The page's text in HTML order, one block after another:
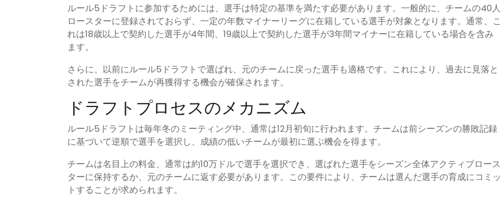
ルール5ドラフトに参加するためには、選手は特定の基準を満たす必要があります。一般的に、チームの40人
ロースターに登録されておらず、一定の年数マイナーリーグに在籍している選手が対象となります。通常、こ
れは18歳以上で契約した選手が4年間、19歳以上で契約した選手が3年間マイナーに在籍している場合を含み
ます。
さらに、以前にルール5ドラフトで選ばれ、元のチームに戻った選手も適格です。これにより、過去に見落と
された選手をチームが再獲得する機会が確保されます。
ドラフトプロセスのメカニズム
ルール5ドラフトは毎年冬のミーティング中、通常は12月初旬に行われます。チームは前シーズンの勝敗記録
に基づいて逆順で選手を選択し、成績の低いチームが最初に選ぶ機会を得ます。
チームは名目上の料金、通常は約10万ドルで選手を選択でき、選ばれた選手をシーズン全体アクティブロース
ターに保持するか、元のチームに返す必要があります。この要件により、チームは選んだ選手の育成にコミッ
トすることが求められます。